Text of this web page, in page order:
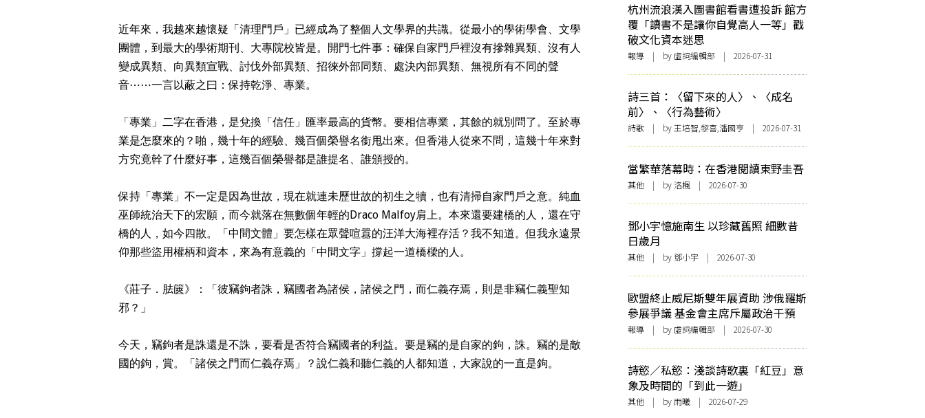
近年來，我越來越懷疑「清理門戶」已經成為了整個人文學界的共識。從最小的學術學會、文學
團體，到最大的學術期刊、大專院校皆是。開門七件事：確保自家門戶裡沒有摻雜異類、沒有人
變成異類、向異類宣戰、討伐外部異類、招徠外部同類、處決內部異類、無視所有不同的聲
音⋯⋯一言以蔽之曰：保持乾淨、專業。
「專業」二字在香港，是兌換「信任」匯率最高的貨幣。要相信專業，其餘的就別問了。至於專
業是怎麼來的？啪，幾十年的經驗、幾百個榮譽名銜甩出來。但香港人從來不問，這幾十年來對
方究竟幹了什麼好事，這幾百個榮譽都是誰提名、誰頒授的。
保持「專業」不一定是因為世故，現在就連未歷世故的初生之犢，也有清掃自家門戶之意。純血
巫師統治天下的宏願， 而今就落在無數個年輕的Draco Malfoy肩上。本來還要建橋的人，還在守
橋的人，如今四散。「中間文體」要怎樣在眾聲喧囂的汪洋大海裡存活？我不知道。但我永遠景
仰那些盜用權柄和資本，來為有意義的「中間文字」撐起一道橋樑的人。
《莊子．胠篋》：「彼竊鉤者誅，竊國者為諸侯，諸侯之門，而仁義存焉，則是非竊仁義聖知
邪？」
今天，竊鉤者是誅還是不誅，要看是否符合竊國者的利益。要是竊的是自家的鉤，誅。竊的是敵
國的鉤，賞。「諸侯之門而仁義存焉」？說仁義和聽仁義的人都知道，大家說的一直是鉤。
杭州流浪漢入圖書館看書遭投訴 館方
覆「讀書不是讓你自覺高人一等」戳
破文化資本迷思
報導 | by 虛詞編輯部 | 2026-07-31
詩三首：〈留下來的人〉、〈成名
前〉、〈行為藝術〉
詩歌 | by 王培智,黎喜,潘國亨 | 2026-07-31
當繁華落幕時：在香港閱讀東野圭吾
其他 | by洛楓 | 2026-07-30
鄧小宇憶施南生 以珍藏舊照 細數昔
日歲月
其他 | by 鄧小宇 | 2026-07-30
歐盟終止威尼斯雙年展資助 涉俄羅斯
參展爭議 基金會主席斥屬政治干預
報導 | by 虛詞編輯部 | 2026-07-30
詩慾／私慾：淺談詩歌裏「紅豆」意
象及時間的「到此一遊」
其他 | by 雨曦 | 2026-07-29